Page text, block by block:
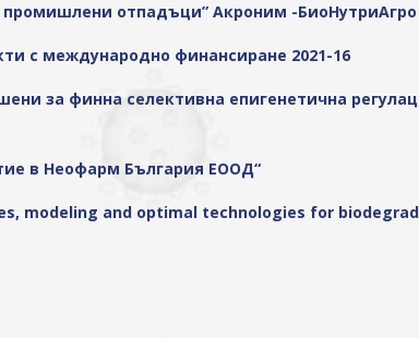
промишлени отпадъци” Акроним -БиоНутриАгро
с международно финансиране 2021-16
за финна селективна епигенетична
в Неофарм България ЕООД“
modeling and optimal technologies for